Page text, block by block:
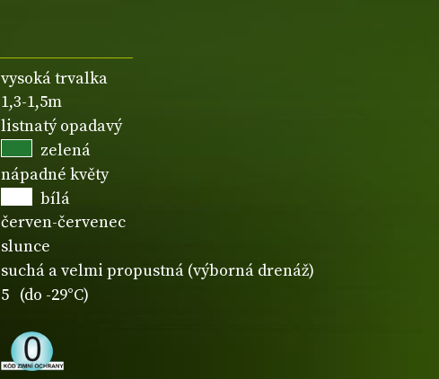
vysoká trvalka
1,3-1,5m
listnatý opadavý
zelená
nápadné květy
bílá
červen-červenec
slunce
suchá a velmi propustná (výborná drenáž)
5 (do -29°C)